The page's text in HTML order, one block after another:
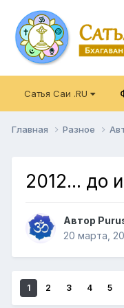
Сатья Саи .RU
Главная Разное
2012... до
Автор
20 марта,
1 2 3 4 5